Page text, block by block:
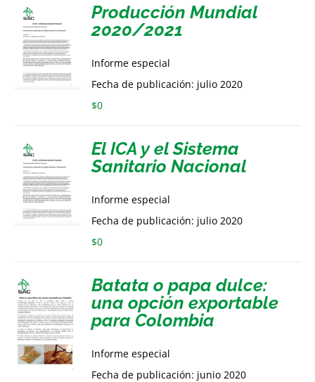
Producción Mundial
2020/2021
Informe especial
Fecha de publicación: julio 2020
$0
El ICA y el Sistema
Sanitario Nacional
Informe especial
Fecha de publicación: julio 2020
$0
Batata o papa dulce:
una opción exportable
para Colombia
Informe especial
Fecha de publicación: junio 2020